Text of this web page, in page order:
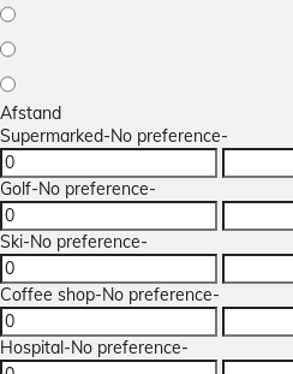
Afstand
Supermarked-No preference-
Golf-No preference-
Ski-No preference-
Coffee shop-No preference-
Hospital-No preference-